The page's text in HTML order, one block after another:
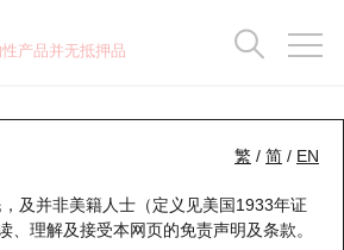
产品并无抵押品
繁 / 简 / EN
及并非美籍人士（定义见美国1933年证
、理解及接受本网页的免责声明及条款。